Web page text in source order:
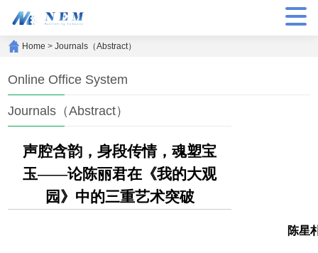
Home >Journals（Abstract）
Online Office System
Journals（Abstract）
声腔含韵，身段传情，魂塑宝
玉——论陈丽君在《我的大观
园》中的三重艺术突破
陈星